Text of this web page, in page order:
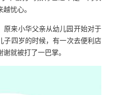
忧心。
来小华父亲从幼儿园开始对于
子四岁的时候，有一次去便利店
就被打了一巴掌。